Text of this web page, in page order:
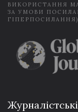
ВИКОРИСТАННЯ
ЗА УМОВИ
ГІПЕРПОСИЛАННЯ)